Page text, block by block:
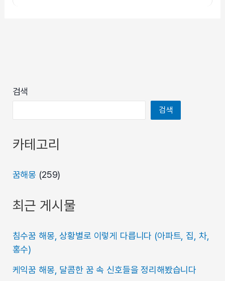
검색
검색
카테고리
꿈해몽 (259)
최근 게시물
침수꿈 해몽, 상황별로 이렇게 다릅니다 (아파트, 집, 차,
홍수)
케익꿈 해몽, 달콤한 꿈 속 신호들을 정리해봤습니다